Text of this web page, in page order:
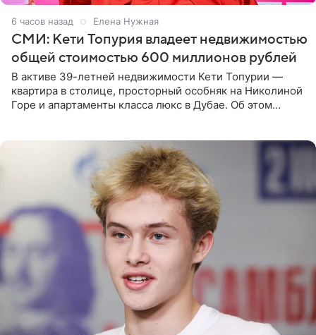
6 часов назад Елена Нужная
СМИ: Кети Топурия владеет недвижимостью
общей стоимостью 600 миллионов рублей
В активе 39-летней недвижимости Кети Топурии —
квартира в столице, просторный особняк на Николиной
Горе и апартаменты класса люкс в Дубае. Об этом